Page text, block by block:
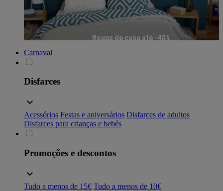
Roupa de casa até -40%
Carnaval
Disfarces
Acessórios Festas e aniversários Disfarces de adultos
Disfarces para crianças e bebés
Promoções e descontos
Tudo a menos de 15€ Tudo a menos de 10€